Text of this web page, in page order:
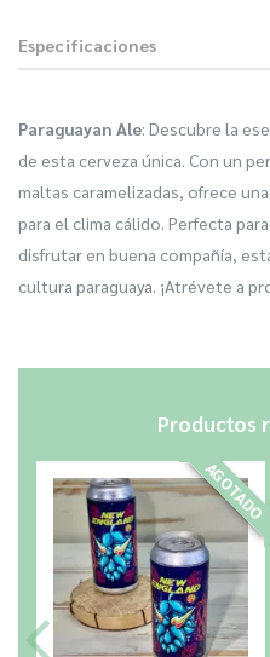
Especificaciones
Paraguayan Ale: Descubre la
de esta cerveza única. Con un
maltas caramelizadas, ofrece
para el clima cálido. Perfecta
disfrutar en buena compañía,
cultura paraguaya. ¡Atrévete a
Productos
AGOTADO